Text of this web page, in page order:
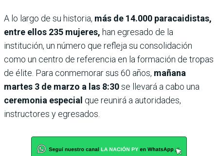
A lo largo de su historia, más de 14.000 paracaidistas,
entre ellos 235 mujeres, han egresado de la
institución, un número que refleja su consolidación
como un centro de referencia en la formación de tropas
de élite. Para conmemorar sus 60 años, mañana
martes 3 de marzo a las 8:30se llevará a cabo una
ceremonia especial que reunirá a autoridades,
instructores y egresados.